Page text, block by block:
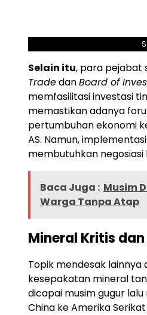
Selain itu, para pejabat
TradedanBoard of
memfasilitasi investasi
memastikan adanya
pertumbuhan ekonomi
AS. Namun,
membutuhkan
Baca Juga : Musim
Warga Tanpa Atap
Mineral Kritis
Topik mendesak
kesepakatan mineral
dicapai musim gugur
China ke Amerika